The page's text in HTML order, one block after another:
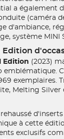
a également
(caméra
d'ambiance,
système MINI
Edition
Edition (2023)
emblématique.
exemplaires.
Melting
à cette
exclusifs